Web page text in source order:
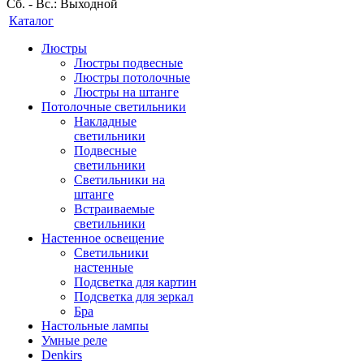
Сб. - Вс.: Выходной
Каталог
Люстры
Люстры подвесные
Люстры потолочные
Люстры на штанге
Потолочные светильники
Накладные
светильники
Подвесные
светильники
Светильники на
штанге
Встраиваемые
светильники
Настенное освещение
Светильники
настенные
Подсветка для картин
Подсветка для зеркал
Бра
Настольные лампы
Умные реле
Denkirs